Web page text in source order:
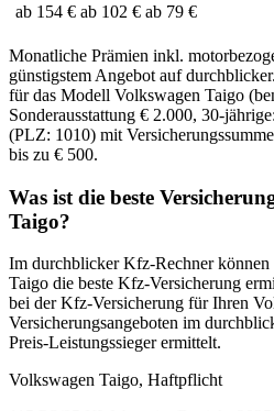
ab 154 € ab 102 € ab 79 €
Monatliche Prämien inkl.
günstigstem Angebot auf
für das Modell Volkswagen Taigo (
Sonderausstattung € 2.000, 30-
(PLZ: 1010) mit Versicherungssumme
bis zu € 500.
Was ist die beste
Taigo?
Im durchblicker Kfz-Rechner können
Taigo die beste Kfz-Versicherung
bei der Kfz-Versicherung für Ihren
Versicherungsangeboten im
Preis-Leistungssieger ermittelt.
Volkswagen Taigo, Haftpflicht